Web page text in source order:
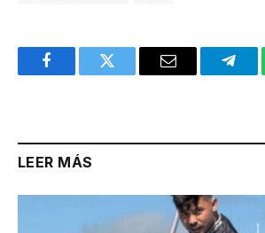
FacebookTwitter Email
LEER MÁS